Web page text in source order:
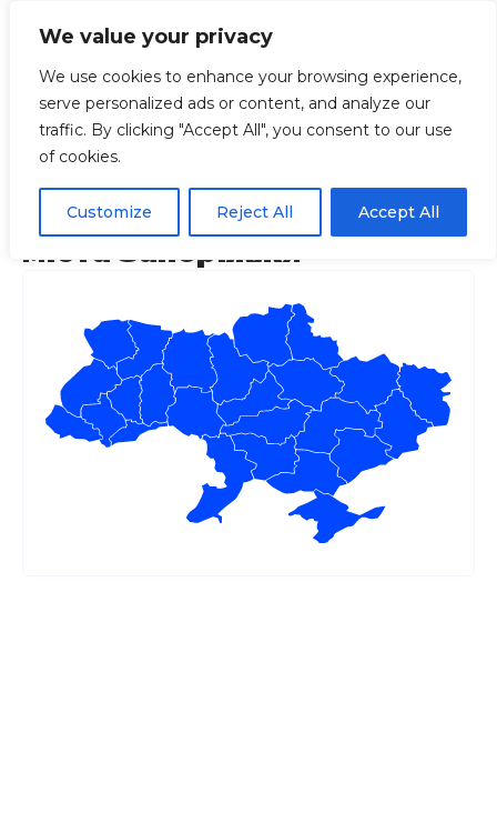
We value your privacy
We use cookies to enhance your browsing experience,
serve personalized ads or content, and analyze our
traffic. By clicking "Accept All", you consent to our use
of cookies.
Customize Reject All Accept All
Головна Регіони Запорізька Повний
Повний перелік
актуальних маршруток
міста Запоріжжя